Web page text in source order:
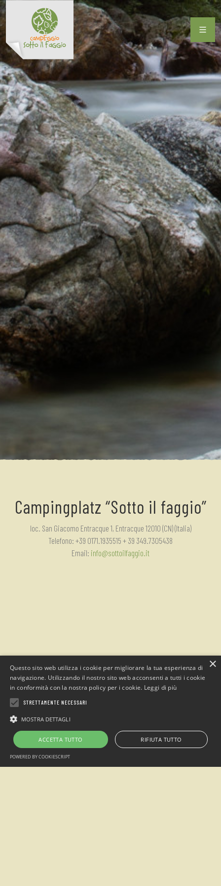
Campingplatz “Sotto il faggio”
loc. San Giacomo Entracque 1, Entracque 12010 (CN) (Italia)
Telefono: +39 0171.1935515 + 39 349.7305438
Email: info@sottoilfaggio.it
Campeggio“Sotto il Faggio”
loc. San Giacomo Entracque , Cuneo (Italia)
×
Questo sito web utilizza i cookie per migliorare la tua esperienza di
navigazione. Utilizzando il nostro sito web acconsenti a tutti i cookie
in conformità con la nostra policy per i cookie. Leggi di più
STRETTAMENTE NECESSARI
MOSTRA DETTAGLI
ACCETTA TUTTO RIFIUTA TUTTO
POWERED BY COOKIESCRIPT